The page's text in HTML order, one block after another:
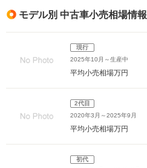
モデル別 中古車小売相場情報
現行
2025年10月～生産中
平均小売相場万円
2代目
2020年3月～2025年9月
平均小売相場万円
初代